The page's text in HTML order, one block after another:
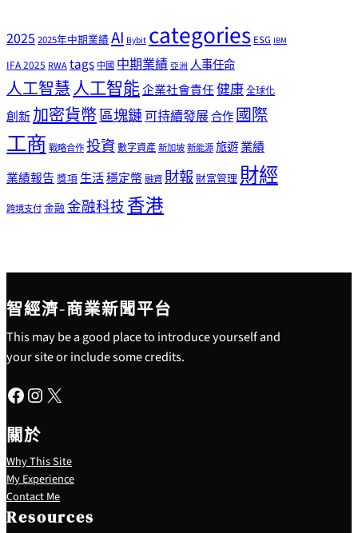
20252025年中期業績AI Bybitcategories ESG IBM
IFA 2025 RWAtags中國 中期業績 亞洲 人事任命
人工智慧人工智能企業社會責任健康全球化
創新加密貨幣區塊鏈可持續發展合作國際
工商戰略合作投資數字資產新加坡新能源旅遊業績
業績報告獎項生活穩定幣融資財報 財富管理財經
跨境支付金融 金融科技香港
智經濟-商業新聞平台
This may be a good place to introduce yourself and
your site or include some credits.
Facebook Instagram X
關於
Why This Site
My Experience
Contact Me
Resources